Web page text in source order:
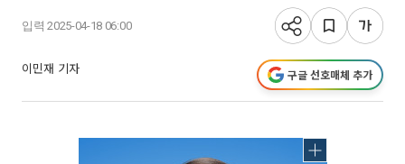
입력 2025-04-18 06:00
이민재 기자 구글 선호매체 추가